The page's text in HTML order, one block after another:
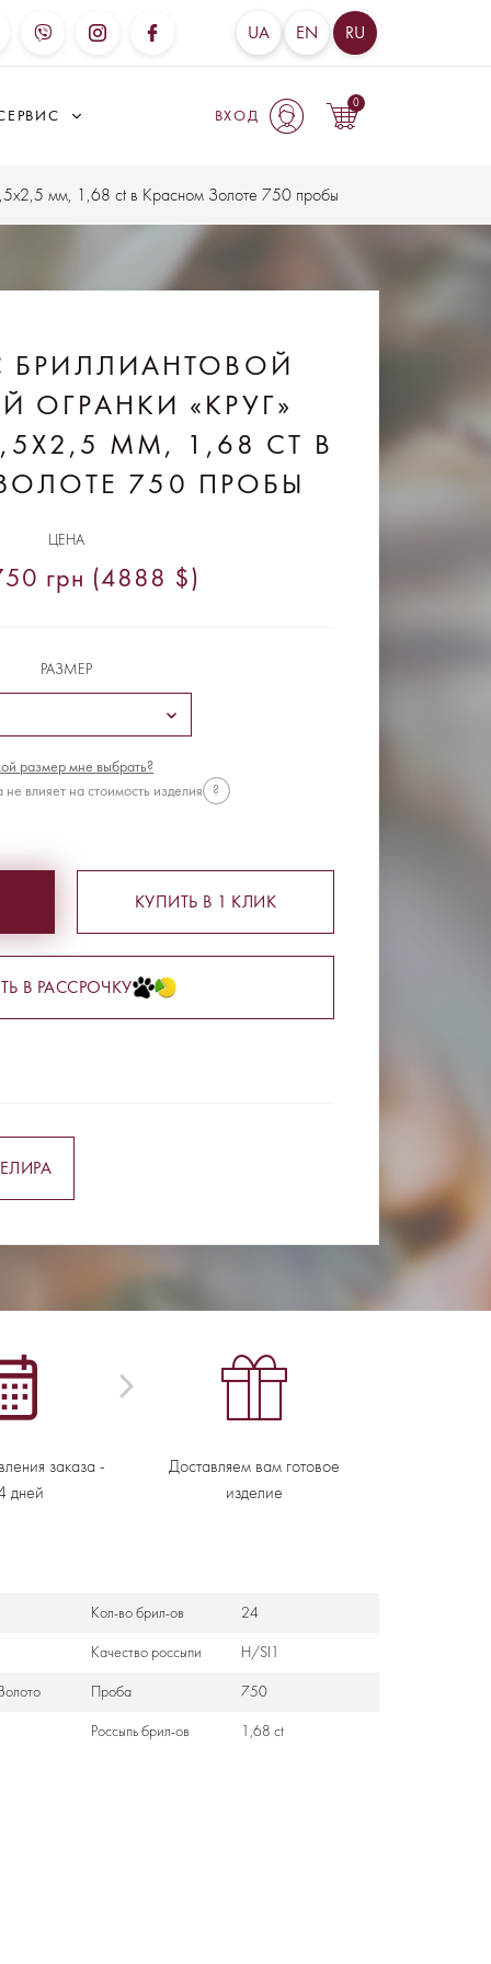
UA EN RU
ВХОД
0
мм, 1,68 ct в Красном Золоте 750 пробы
БРИЛЛИАНТОВОЙ
ОГРАНКИ «КРУГ»
ММ, 1,68 CT В
750 ПРОБЫ
ЦЕНА
грн (4888 $)
РАЗМЕР
размер мне выбрать?
влияет на стоимость изделия
?
В РАССРОЧКУ
КУПИТЬ В 1 КЛИК
заказа -
дней
Доставляем вам готовое
изделие
Кол-во брил-ов 24
Качество россыпи H/SI1
Проба 750
Россыпь брил-ов 1,68 ct